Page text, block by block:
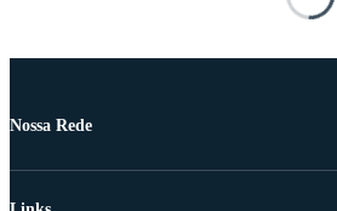
Nossa Rede